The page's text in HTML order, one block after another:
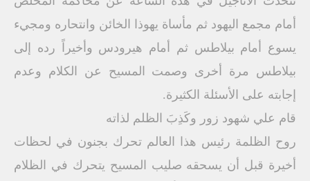
أمام مجمع اليهود ثم مأساة يهوذا الخائن وانتحاره ومجيء
يسوع أمام بيلاطس ثم أمام هيرودس وأخيراً رده إلى
بيلاطس مرة أخرى وصمت المسيح عن الكلام وعدم
إجابته على الأسئلة الكثيرة.
قام علي شهود زور وكَذِبَ الظلم لذاته
روح الظلمة رئيس هذا العالم تحرك بجنون في لحظات
أخيرة قبل أن يسحقه صليب المسيح يتحرك في الظلام